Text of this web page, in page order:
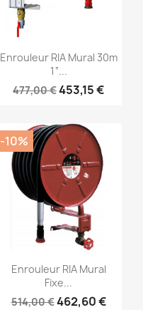
Aperçu rapide
Enrouleur RIA Mural 30m
1“...
477,00 €453,15 €
Aperçu rapide
Enrouleur RIA Mural
Fixe...
514,00 €462,60 €
-10%